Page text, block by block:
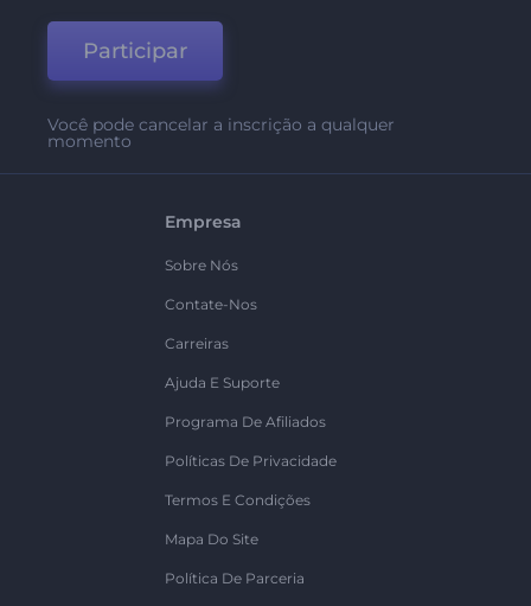
Participar
Você pode cancelar a inscrição a qualquer
momento
Empresa
Sobre Nós
Contate-Nos
Carreiras
Ajuda E Suporte
Programa De Afiliados
Políticas De Privacidade
Termos E Condições
Mapa Do Site
Política De Parceria